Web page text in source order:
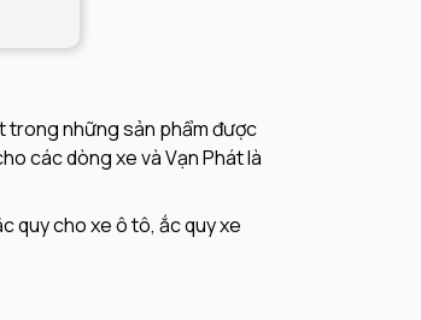
trong những sản phẩm được
các dòng xe và Vạn Phát là
quy cho xe ô tô, ắc quy xe